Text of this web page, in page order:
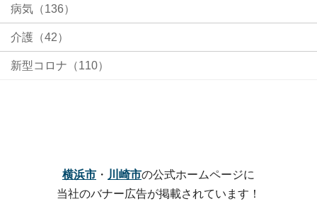
病気（136）
介護（42）
新型コロナ（110）
横浜市 ・ 川崎市の公式ホームページに
当社のバナー広告が掲載されています！